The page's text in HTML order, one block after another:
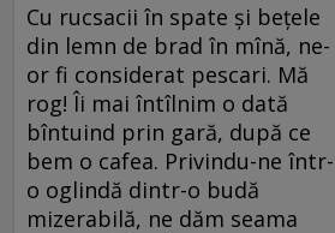
Cu rucsacii în spate şi beţele
din lemn de brad în mînă, ne-
or fi considerat pescari. Mă
rog! Îi mai întîlnim o dată
bîntuind prin gară, după ce
bem o cafea. Privindu-ne într-
o oglindă dintr-o budă
mizerabilă, ne dăm seama